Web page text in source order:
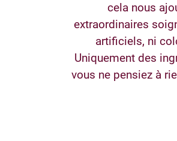
cela nous
extraordinaires
artificiels, ni
Uniquement des
vous ne pensiez à